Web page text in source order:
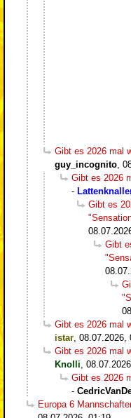
Gibt es 2026 mal
guy_incognito
Gibt es 2026
-
Gibt es
Gibt
Gibt es 2026 mal
istar 08.07.2026,
Gibt es 2026 mal
Knolli
Gibt es 2026
-
Europa 6